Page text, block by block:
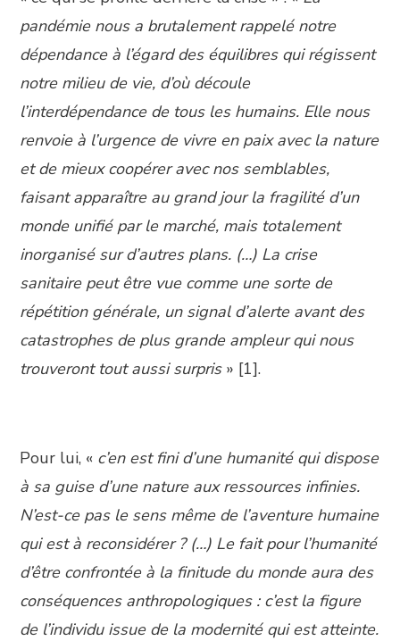
pandémie nous a brutalement rappelé notre
dépendance à l’égard des équilibres qui régissent
notre milieu de vie, d’où découle
l’interdépendance de tous les humains. Elle nous
renvoie à l’urgence de vivre en paix avec la nature
et de mieux coopérer avec nos semblables,
faisant apparaître au grand jour la fragilité d’un
monde unifié par le marché, mais totalement
inorganisé sur d’autres plans. (…) La crise
sanitaire peut être vue comme une sorte de
répétition générale, un signal d’alerte avant des
catastrophes de plus grande ampleur qui nous
trouveront tout aussi surpris» [1].
Pour lui, « c’en est fini d’une humanité qui dispose
à sa guise d’une nature aux ressources infinies.
N’est-ce pas le sens même de l’aventure humaine
qui est à reconsidérer ? (…) Le fait pour l’humanité
d’être confrontée à la finitude du monde aura des
conséquences anthropologiques : c’est la figure
de l’individu issue de la modernité qui est atteinte.